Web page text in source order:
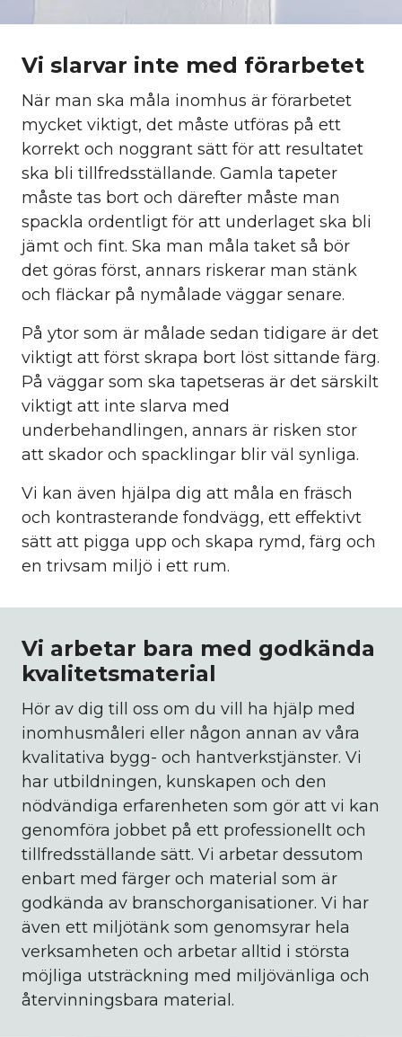
Vi slarvar inte med förarbetet
När man ska måla inomhus är förarbetet
mycket viktigt, det måste utföras på ett
korrekt och noggrant sätt för att resultatet
ska bli tillfredsställande. Gamla tapeter
måste tas bort och därefter måste man
spackla ordentligt för att underlaget ska bli
jämt och fint. Ska man måla taket så bör
det göras först, annars riskerar man stänk
och fläckar på nymålade väggar senare.
På ytor som är målade sedan tidigare är det
viktigt att först skrapa bort löst sittande färg.
På väggar som ska tapetseras är det särskilt
viktigt att inte slarva med
underbehandlingen, annars är risken stor
att skador och spacklingar blir väl synliga.
Vi kan även hjälpa dig att måla en fräsch
och kontrasterande fondvägg, ett effektivt
sätt att pigga upp och skapa rymd, färg och
en trivsam miljö i ett rum.
Vi arbetar bara med godkända
kvalitetsmaterial
Hör av dig till oss om du vill ha hjälp med
inomhusmåleri eller någon annan av våra
kvalitativa bygg- och hantverkstjänster. Vi
har utbildningen, kunskapen och den
nödvändiga erfarenheten som gör att vi kan
genomföra jobbet på ett professionellt och
tillfredsställande sätt. Vi arbetar dessutom
enbart med färger och material som är
godkända av branschorganisationer. Vi har
även ett miljötänk som genomsyrar hela
verksamheten och arbetar alltid i största
möjliga utsträckning med miljövänliga och
återvinningsbara material.